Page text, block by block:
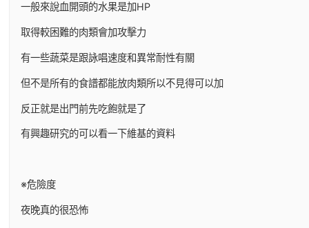
一般來說血開頭的水果是加HP
取得較困難的肉類會加攻擊力
有一些蔬菜是跟詠唱速度和異常耐性有關
但不是所有的食譜都能放肉類所以不見得可以加
反正就是出門前先吃飽就是了
有興趣研究的可以看一下維基的資料
※危險度
夜晚真的很恐怖